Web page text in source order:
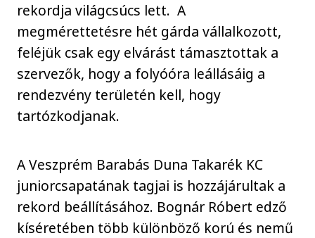
rekordja világcsúcs lett. A
megmérettetésre hét gárda vállalkozott,
feléjük csak egy elvárást támasztottak a
szervezők, hogy a folyóóra leállásáig a
rendezvény területén kell, hogy
tartózkodjanak.
A Veszprém Barabás Duna Takarék KC
juniorcsapatának tagjai is hozzájárultak a
rekord beállításához. Bognár Róbert edző
kíséretében több különböző korú és nemű